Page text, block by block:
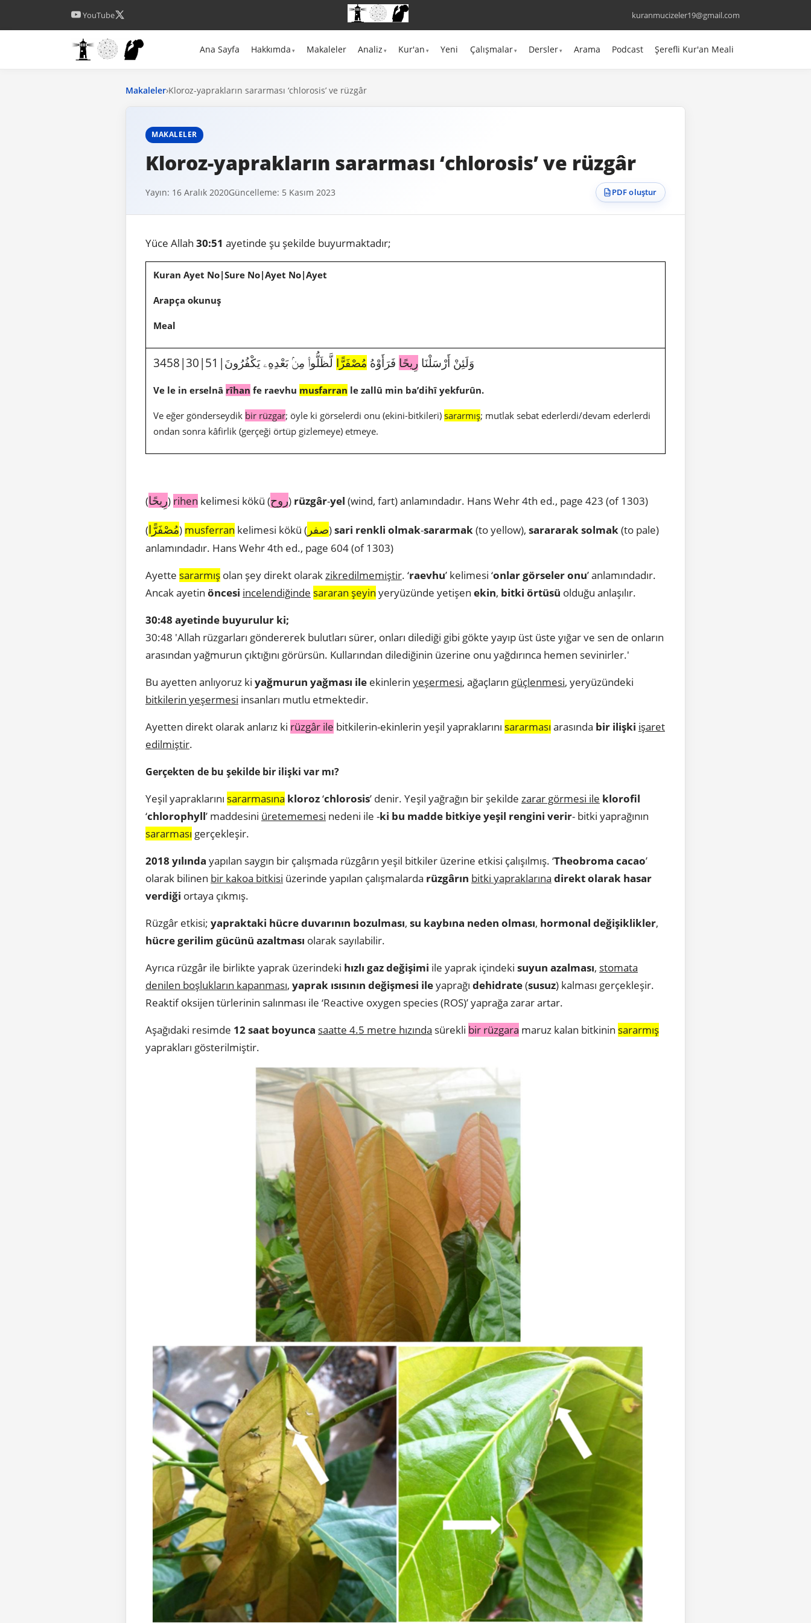
YouTube kuranmucizeler19@gmail.com
Ana Sayfa Hakkımda Makaleler Analiz Kur'an Yeni Çalışmalar Dersler Arama Podcast Şerefli Kur'an Meali
Makaleler›Kloroz-yaprakların sararması ‘chlorosis’ ve rüzgâr
MAKALELER
Kloroz-yaprakların sararması ‘chlorosis’ ve rüzgâr
Yayın: 16 Aralık 2020Güncelleme: 5 Kasım 2023 PDF oluştur
Yüce Allah 30:51 ayetinde şu şekilde buyurmaktadır;
Kuran Ayet No|Sure No|Ayet No|Ayet
Arapça okunuş
Meal
3458|30|51|وَلَئِنْ أَرْسَلْنَا رِيحًا فَرَأَوْهُ مُصْفَرًّا لَّظَلُّوا۟ مِنۢ بَعْدِهِۦ يَكْفُرُونَ
Ve le in erselnâ rîhan fe raevhu musfarran le zallû min ba’dihî yekfurûn.
Ve eğer gönderseydik bir rüzgar; öyle ki görselerdi onu (ekini-bitkileri) sararmış; mutlak sebat ederlerdi/devam ederlerdi
ondan sonra kâfirlik (gerçeği örtüp gizlemeye) etmeye.
(رِيحًا) rihen kelimesi kökü (روح) rüzgâr-yel (wind, fart) anlamındadır. Hans Wehr 4th ed., page 423 (of 1303)
(مُصْفَرًّا) musferran kelimesi kökü ( صفر)sari renkli olmak-sararmak(to yellow), sarararak solmak(to pale)
anlamındadır. Hans Wehr 4th ed., page 604 (of 1303)
Ayette sararmış olan şey direkt olarakzikredilmemiştir. ‘raevhu’ kelimesi ‘onlargörseler onu’ anlamındadır.
Ancak ayetin öncesi incelendiğinde sararan şeyin yeryüzünde yetişen ekin, bitki örtüsü olduğu anlaşılır.
30:48 ayetinde buyurulur ki;
30:48 'Allah rüzgarları göndererek bulutları sürer, onları dilediği gibi gökte yayıp üst üste yığar ve sen de onların
arasından yağmurun çıktığını görürsün. Kullarından dilediğinin üzerine onu yağdırınca hemen sevinirler.'
Bu ayetten anlıyoruz ki yağmurun yağması ile ekinlerin yeşermesi, ağaçların güçlenmesi, yeryüzündeki
bitkilerin yeşermesi insanları mutlu etmektedir.
Ayetten direkt olarak anlarız ki rüzgâr ile bitkilerin-ekinlerin yeşil yapraklarını sararması arasında bir ilişki işaret
edilmiştir.
Gerçekten de bu şekilde bir ilişki var mı?
Yeşil yapraklarını sararmasına kloroz‘chlorosis’ denir. Yeşil yağrağın bir şekilde zarar görmesi ile klorofil
‘chlorophyll’ maddesini üretememesi nedeni ile -ki bu madde bitkiye yeşil rengini verir- bitki yaprağının
sararması gerçekleşir.
2018 yılında yapılan saygın bir çalışmada rüzgârın yeşil bitkiler üzerine etkisi çalışılmış. ‘Theobroma cacao’
olarak bilinen bir kakoa bitkisi üzerinde yapılan çalışmalarda rüzgârın bitki yapraklarına direkt olarak hasar
verdiği ortaya çıkmış.
Rüzgâr etkisi; yapraktaki hücre duvarının bozulması, su kaybına neden olması, hormonal değişiklikler,
hücre gerilim gücünü azaltması olarak sayılabilir.
Ayrıca rüzgâr ile birlikte yaprak üzerindeki hızlı gaz değişimi ile yaprak içindeki suyun azalması, stomata
denilen boşlukların kapanması, yaprak ısısının değişmesi ileyaprağı dehidrate(susuz) kalması gerçekleşir.
Reaktif oksijen türlerinin salınması ile ‘Reactive oxygen species (ROS)’ yaprağa zarar artar.
Aşağıdaki resimde 12 saat boyunca saatte 4.5 metre hızında sürekli bir rüzgara maruz kalan bitkinin sararmış
yaprakları gösterilmiştir.